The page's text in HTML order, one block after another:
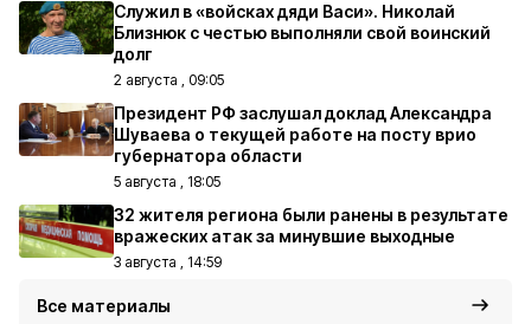
Служил в «войсках дяди Васи». Николай
Близнюк с честью выполняли свой воинский
долг
2 августа , 09:05
Президент РФ заслушал доклад Александра
Шуваева о текущей работе на посту врио
губернатора области
5 августа , 18:05
32 жителя региона были ранены в результате
вражеских атак за минувшие выходные
3 августа , 14:59
Все материалы